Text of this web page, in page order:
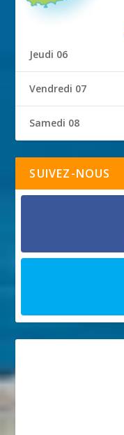
Jeudi 06
Vendredi 07
Samedi 08
SUIVEZ-NOUS